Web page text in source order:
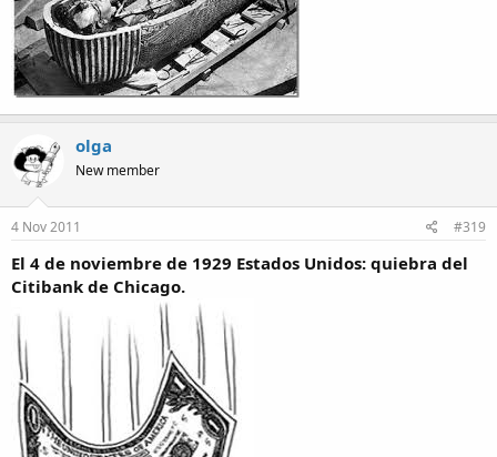
olga
New member
4 Nov 2011 #319
El 4 de noviembre de 1929 Estados Unidos: quiebra del
Citibank de Chicago.